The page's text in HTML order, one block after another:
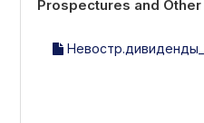
Prospectures and